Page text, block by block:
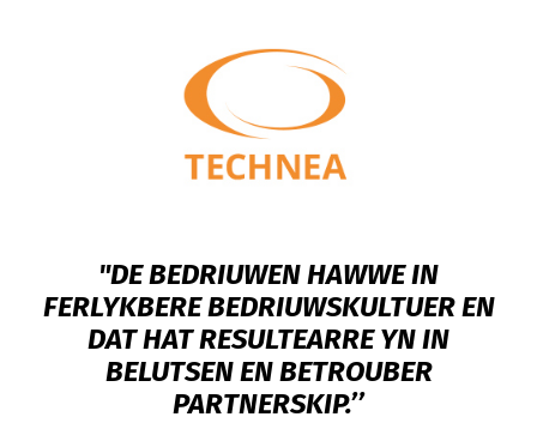
"DE BEDRIUWEN HAWWE IN
FERLYKBERE BEDRIUWSKULTUER EN
DAT HAT RESULTEARRE YN IN
BELUTSEN EN BETROUBER
PARTNERSKIP.’’